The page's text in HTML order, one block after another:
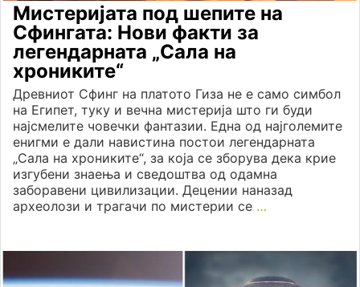
Мистеријата под шепите на
Сфингата: Нови факти за
легендарната „Сала на
хрониките“
Древниот Сфинг на платото Гиза не е само симбол
на Египет, туку и вечна мистерија што ги буди
најсмелите човечки фантазии. Една од најголемите
енигми е дали навистина постои легендарната
„Сала на хрониките“, за која се зборува дека крие
изгубени знаења и сведоштва од одамна
заборавени цивилизации. Децении наназад
археолози и трагачи по мистерии се …